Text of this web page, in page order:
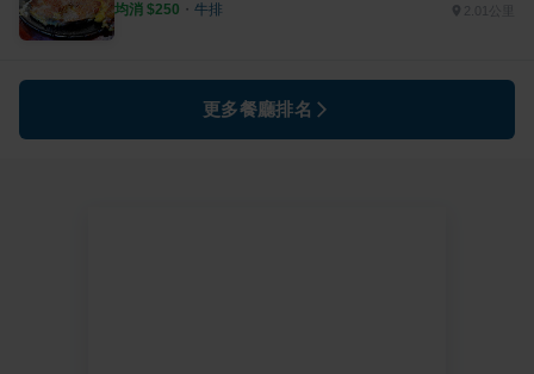
均消 $250 ・ 牛排
更多餐廳排名